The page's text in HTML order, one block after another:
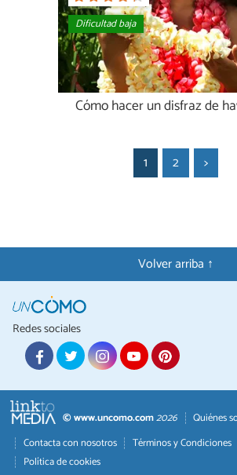
Dificultad baja
Cómo hacer un disfraz de
1 2 >
Volver arriba ↑
Redes sociales
© www.uncomo.com2026
Quiénes
Contacta con nosotros
Términos y Condiciones
Política de cookies